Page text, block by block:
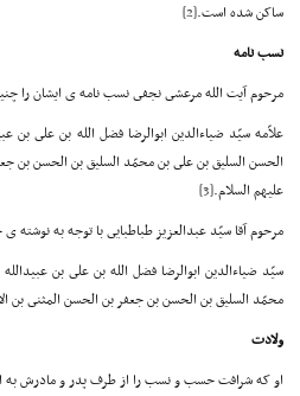
ساکن شده است.[2]
نسب نامه
مرحوم آیت الله مرعشى نجفى نسب نامه ی ایشان را
علاّمه سیّد ضیاءالدین ابوالرضا فضل الله بن على بن
الحسن السلیق بن على بن محمّد السلیق بن الحسن بن
علیهم السلام.[3]
مرحوم آقا سیّد عبدالعزیز طباطبایى با توجه به
سیّد ضیاءالدین ابوالرضا فضل الله بن على بن
محمّد السلیق بن الحسن بن جعفر بن الحسن المثنى بن
ولادت
او که شرافت حسب و نسب را از طرف پدر و مادرش به